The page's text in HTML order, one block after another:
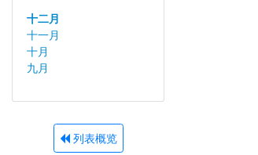
十二月
十一月
十月
九月
列表概览